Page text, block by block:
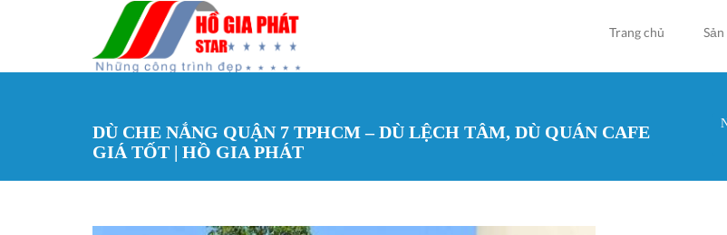
Trang chủ
DÙ CHE NẮNG QUẬN 7 TPHCM – DÙ LỆCH TÂM, DÙ QUÁN CAFE
GIÁ TỐT | HỒ GIA PHÁT